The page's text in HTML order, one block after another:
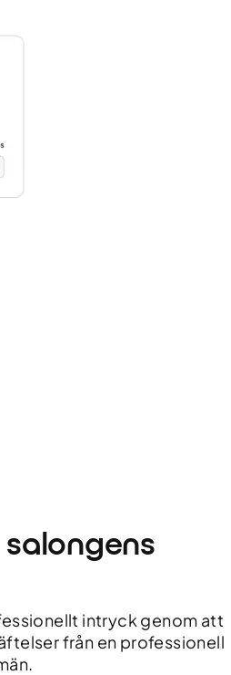
intryck genom att
från en professionell